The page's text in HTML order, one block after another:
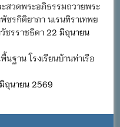
วดพระอภิธรรมถวายพระ
ชรกิติยาภา นเรนทิราเทพย
ชรราชธิดา 22 มิถุนายน
ฐาน โรงเรียนบ้านท่าเรือ
ถุนายน 2569